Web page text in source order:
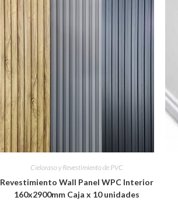
Cieloraso y Revestimiento de PVC
Revestimiento Wall Panel WPC Interior
160x2900mm Caja x 10 unidades